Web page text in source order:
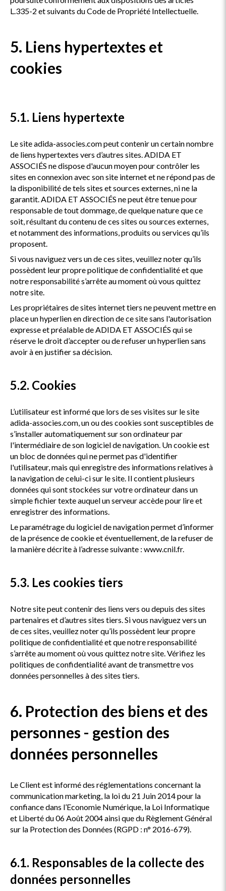
L.335-2 et suivants du Code de Propriété Intellectuelle.
5. Liens hypertextes et
cookies
5.1. Liens hypertexte
Le site adida-associes.com peut contenir un certain nombre
de liens hypertextes vers d’autres sites. ADIDA ET
ASSOCIÉS ne dispose d'aucun moyen pour contrôler les
sites en connexion avec son site internet et ne répond pas de
la disponibilité de tels sites et sources externes, ni ne la
garantit. ADIDA ET ASSOCIÉS ne peut être tenue pour
responsable de tout dommage, de quelque nature que ce
soit, résultant du contenu de ces sites ou sources externes,
et notamment des informations, produits ou services qu’ils
proposent.
Si vous naviguez vers un de ces sites, veuillez noter qu’ils
possèdent leur propre politique de confidentialité et que
notre responsabilité s’arrête au moment où vous quittez
notre site.
Les propriétaires de sites internet tiers ne peuvent mettre en
place un hyperlien en direction de ce site sans l'autorisation
expresse et préalable de ADIDA ET ASSOCIÉS qui se
réserve le droit d’accepter ou de refuser un hyperlien sans
avoir à en justifier sa décision.
5.2. Cookies
L’utilisateur est informé que lors de ses visites sur le site
adida-associes.com, un ou des cookies sont susceptibles de
s’installer automatiquement sur son ordinateur par
l'intermédiaire de son logiciel de navigation. Un cookie est
un bloc de données qui ne permet pas d'identifier
l'utilisateur, mais qui enregistre des informations relatives à
la navigation de celui-ci sur le site. Il contient plusieurs
données qui sont stockées sur votre ordinateur dans un
simple fichier texte auquel un serveur accède pour lire et
enregistrer des informations.
Le paramétrage du logiciel de navigation permet d’informer
de la présence de cookie et éventuellement, de la refuser de
la manière décrite à l’adresse suivante : www.cnil.fr.
5.3. Les cookies tiers
Notre site peut contenir des liens vers ou depuis des sites
partenaires et d’autres sites tiers. Si vous naviguez vers un
de ces sites, veuillez noter qu’ils possèdent leur propre
politique de confidentialité et que notre responsabilité
s’arrête au moment où vous quittez notre site. Vérifiez les
politiques de confidentialité avant de transmettre vos
données personnelles à des sites tiers.
6. Protection des biens et des
personnes - gestion des
données personnelles
Le Client est informé des réglementations concernant la
communication marketing, la loi du 21 Juin 2014 pour la
confiance dans l’Economie Numérique, la Loi Informatique
et Liberté du 06 Août 2004 ainsi que du Règlement Général
sur la Protection des Données (RGPD : n° 2016-679).
6.1. Responsables de la collecte des
données personnelles